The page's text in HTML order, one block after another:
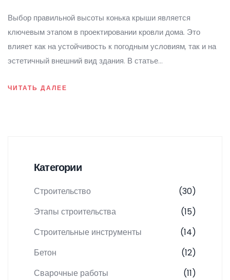
Выбор правильной высоты конька крыши является
ключевым этапом в проектировании кровли дома. Это
влияет как на устойчивость к погодным условиям, так и на
эстетичный внешний вид здания. В статье
оптимальную высоту конька, включая климатические
ЧИТАТЬ ДАЛЕЕ
Категории
Строительство
(30)
Этапы строительства
(15)
Строительные инструменты
(14)
Бетон
(12)
Сварочные работы
(11)